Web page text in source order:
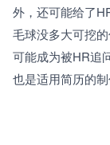
外，还可能给了
毛球没多大可挖
可能成为被HR追
也是适用简历的制